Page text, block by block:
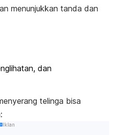
menunjukkan tanda dan
dan
telinga bisa
Iklan